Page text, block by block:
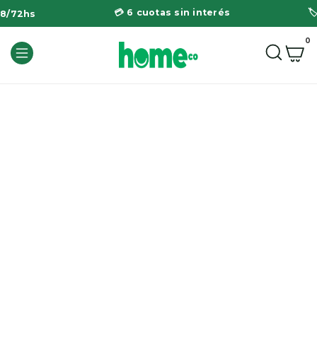
72hs 💳 6 cuotas sin interés 🏷️
0